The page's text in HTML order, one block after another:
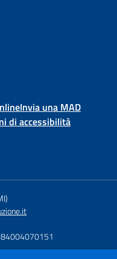
Invia una MAD
di accessibilità
84004070151